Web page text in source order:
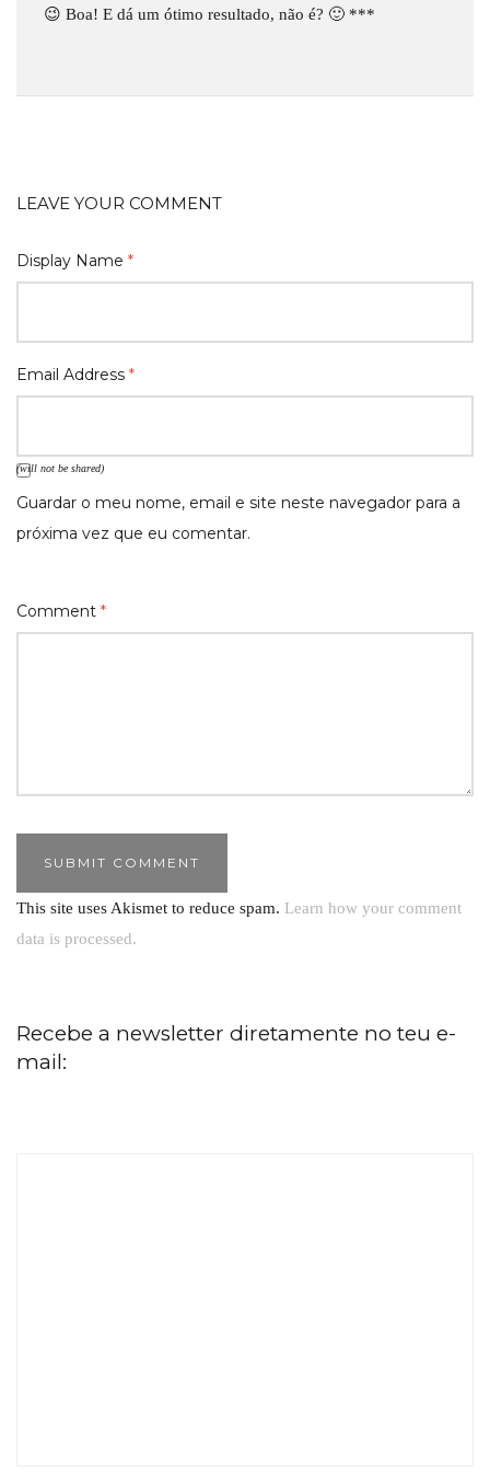
😉 Boa! E dá um ótimo resultado, não é? 🙂 ***
LEAVE YOUR COMMENT
Display Name *
Email Address *
(will not be shared)
Guardar o meu nome, email e site neste navegador para a
próxima vez que eu comentar.
Comment *
This site uses Akismet to reduce spam. Learn how your comment
data is processed.
Recebe a newsletter diretamente no teu e-
mail: